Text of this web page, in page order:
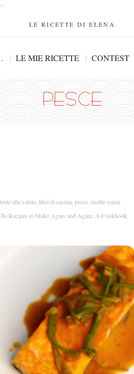
LE RICETTE DI ELENA
LE MIE RICETTE CONTEST
PESCE
alla salute libri di cucina pesce ricette senza
Recipes to Make Again and Again: A Cookbook